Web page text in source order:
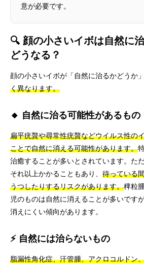
意が必要です。
🔍 顔の小さいイボは自然に
どうなる？
顔の小さいイボが「自然に治るかどうか」
く異なります。
🔸 自然に治る可能性があるもの
扁平疣贅や尋常性疣贅などウイルス性の
ことで自然に消える可能性があります。
治癒することが多いとされています。た
それ以上かかることもあり、 待っている
うつしたりするリスクがあります。稗粒
児のものは自然に消えることが多いです
消えにくい傾向があります。
⚡ 自然には治らないもの
脂漏性角化症、汗管腫、アクロコルドン